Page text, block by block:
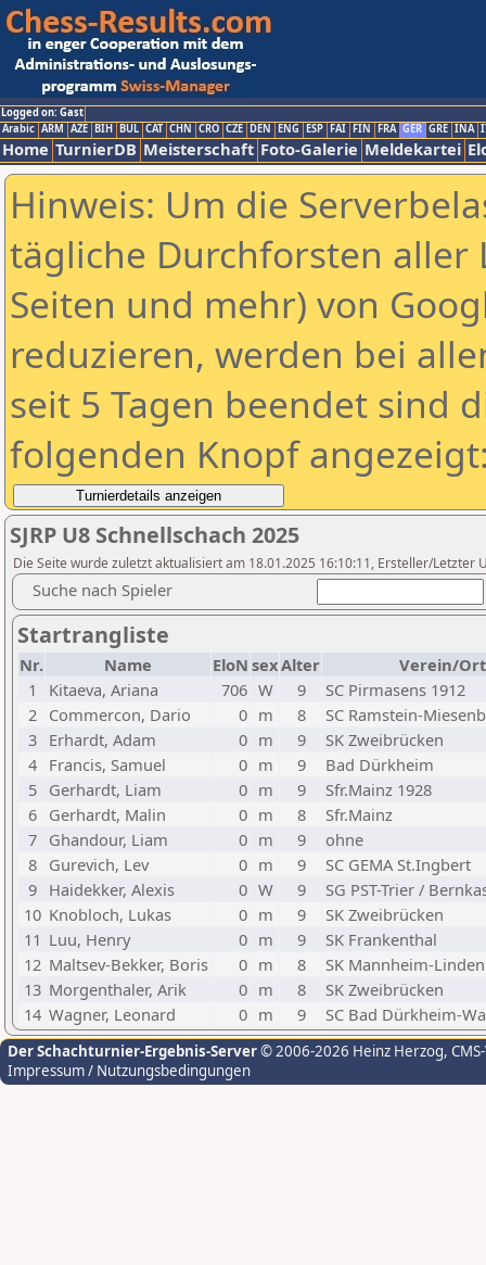
Logged on: Gast
Arabic ARM AZE BIH BUL CAT CHN CRO CZE DEN ENG ESP FAI FIN FRA GER GRE INA
Home TurnierDB Meisterschaft Foto-Galerie Meldekartei
Hinweis: Um die
tägliche Durchforsten aller
Seiten und mehr) von
reduzieren, werden bei
seit 5 Tagen beendet sind
folgenden Knopf
SJRP U8 Schnellschach 2025
Die Seite wurde zuletzt aktualisiert am 18.01.2025 16:10:11, Ersteller/Letzter
Suche nach Spieler
Startrangliste
Nr. Name EloN sexAlter
Verein/Ort
1
Kitaeva, Ariana 706 W 9
SC Pirmasens 1912
2
Commercon, Dario 0 m 8
SC Ramstein-
3
Erhardt, Adam 0 m 9
SK Zweibrücken
4
Francis, Samuel 0 m 9
Bad Dürkheim
5
Gerhardt, Liam 0 m 9
Sfr.Mainz 1928
6
Gerhardt, Malin 0 m 8
Sfr.Mainz
7
Ghandour, Liam 0 m 9
ohne
8
Gurevich, Lev 0 m 9
SC GEMA St.Ingbert
9
Haidekker, Alexis 0 W 9
SG PST-Trier /
10 Knobloch, Lukas 0 m 9
SK Zweibrücken
11 Luu, Henry 0 m 9
SK Frankenthal
12 Maltsev-Bekker, Boris 0 m 8
SK Mannheim-
13 Morgenthaler, Arik 0 m 8
SK Zweibrücken
14 Wagner, Leonard 0 m 9 SC Bad Dürkheim-
Der Schachturnier-Ergebnis-Server© 2006-2026 Heinz Herzog,
Impressum / Nutzungsbedingungen